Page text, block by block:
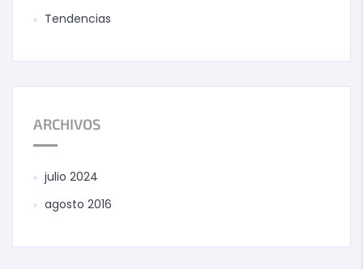
Tendencias
ARCHIVOS
julio 2024
agosto 2016